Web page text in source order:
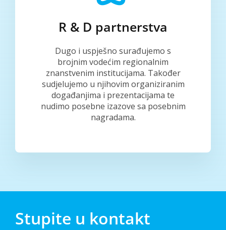
R & D partnerstva
Dugo i uspješno surađujemo s
brojnim vodećim regionalnim
znanstvenim institucijama. Također
sudjelujemo u njihovim organiziranim
događanjima i prezentacijama te
nudimo posebne izazove sa posebnim
nagradama.
Stupite u kontakt